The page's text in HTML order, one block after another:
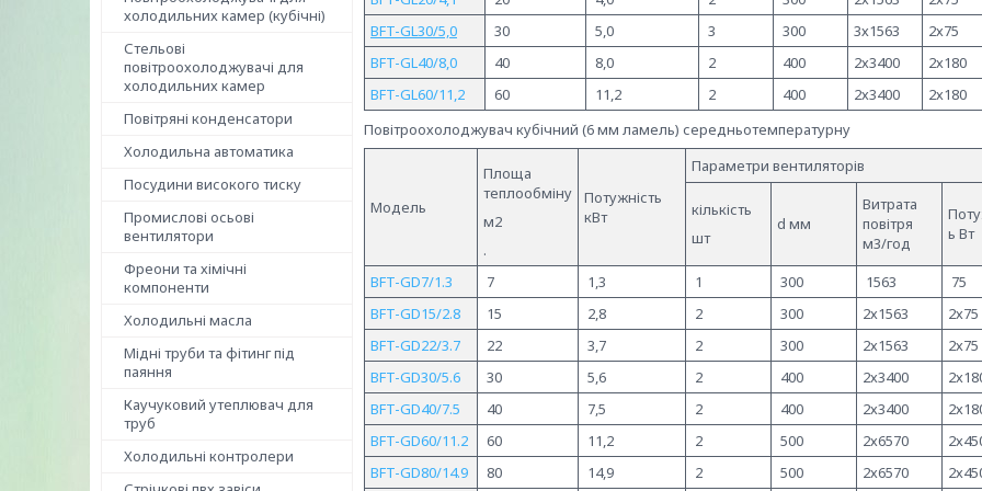
холодильних камер (кубічні)
Стельові
повітроохолоджувачі для
холодильних камер
Повітряні конденсатори
Холодильна автоматика
Посудини високого тиску
Промислові осьові
вентилятори
Фреони та хімічні
компоненти
Холодильні масла
Мідні труби та фітинг під
паяння
Каучуковий утеплювач для
труб
Холодильні контролери
BFT-GL30/5,0 30 5,0 3 300 3х1563
2х75
BFT-GL40/8,0
40 8,0 2 400 2х3400
2х180
BFT-GL60/11,2
60 11,2 2 400 2х3400
2х180
Повітроохолоджувач кубічний (6 мм ламель) середньотемпературну
Модель
Площа
теплообміну
м2
.
Потужність
кВт
Параметри вентиляторів
кількість
шт
d мм
Витрата
повітря
м3/год
ь Вт
BFT-GD7/1.3 7 1,3 1 300 1563
75
BFT-GD15/2.8
15 2,8 2 300 2х1563
2х75
BFT-GD22/3.7
22 3,7 2 300 2х1563
2х75
BFT-GD30/5.6
30 5,6 2 400 2х3400
BFT-GD40/7.5
40 7,5 2 400 2х3400
BFT-GD60/11.2
60 11,2 2 500 2х6570
BFT-GD80/14.9
80 14,9 2 500 2х6570